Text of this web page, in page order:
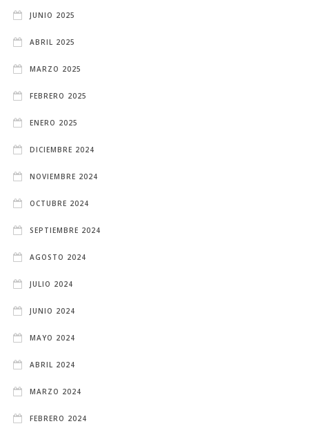
JUNIO 2025
ABRIL 2025
MARZO 2025
FEBRERO 2025
ENERO 2025
DICIEMBRE 2024
NOVIEMBRE 2024
OCTUBRE 2024
SEPTIEMBRE 2024
AGOSTO 2024
JULIO 2024
JUNIO 2024
MAYO 2024
ABRIL 2024
MARZO 2024
FEBRERO 2024